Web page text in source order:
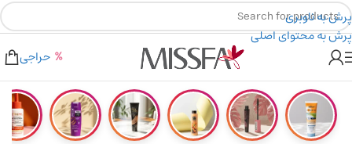
پرش به ناوبری
پرش به محتوای اصلی
۲٪ تخفیف روی سبد خرید برای روش کارت به کارت
هدیه برای خرید های بالای ۵ میلیون تومن
حراجی